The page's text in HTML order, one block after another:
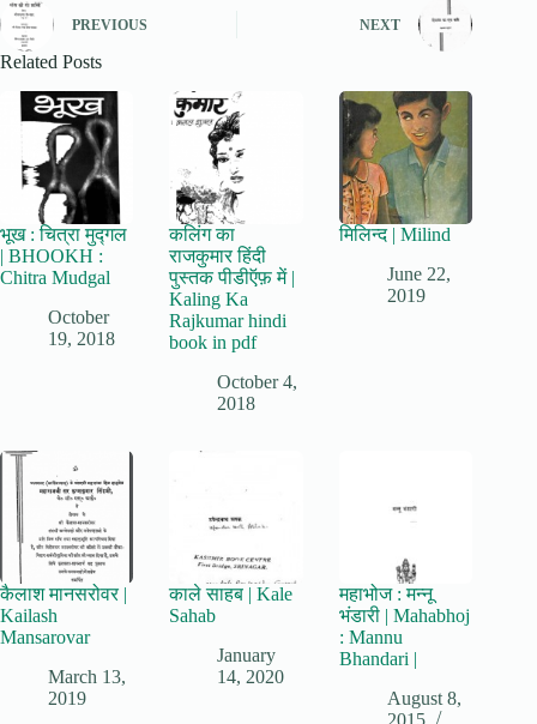
PREVIOUS NEXT
Related Posts
भूख : चित्रा मुद्गल
| BHOOKH :
Chitra Mudgal
October
19, 2018
कलिंग का
राजकुमार हिंदी
पुस्तक पीडीऍफ़ में |
Kaling Ka
Rajkumar hindi
book in pdf
October 4,
2018
मिलिन्द | Milind
June 22,
2019
कैलाश मानसरोवर |
Kailash
Mansarovar
March 13,
2019
काले साहब | Kale
Sahab
January
14, 2020
महाभोज : मन्नू
भंडारी | Mahabhoj
: Mannu
Bhandari |
August 8,
2015